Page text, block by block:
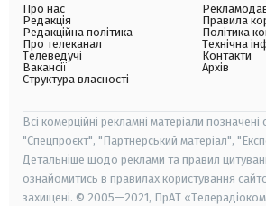
Про нас
Редакція
Редакційна політика
Про телеканал
Телеведучі
Вакансії
Структура власності
Правила
Політика
Технічна
Контакти
Архів
Всі комерційні рекламні матеріали позначені
"Спецпроєкт", "Партнерський матеріал",
Детальніше щодо реклами та правил
ознайомитись в правилах користування
захищені. © 2005—2021, ПрАТ